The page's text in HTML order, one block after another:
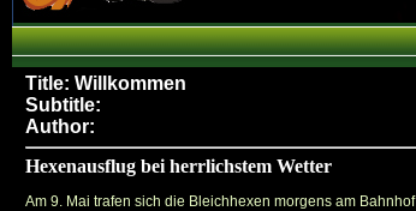
Title: Willkommen
Subtitle:
Author:
Hexenausflug bei herrlichstem Wetter
Am 9. Mai trafen sich die Bleichhexen morgens am Bahnhof